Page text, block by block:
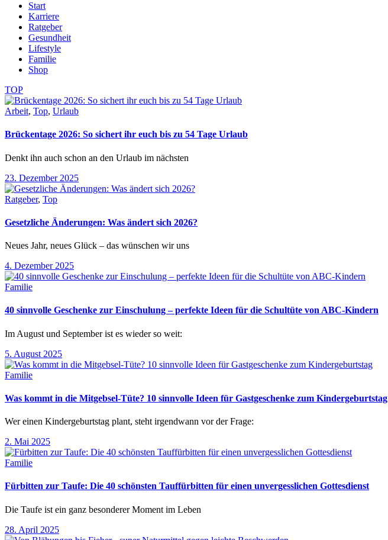
Start
Karriere
Ratgeber
Gesundheit
Lifestyle
Familie
Shop
TOP
Arbeit, Top, Urlaub
Brückentage 2026: So sichert ihr euch bis zu 54 Tage Urlaub
Denkt ihn auch schon an den Urlaub im nächsten
23. Dezember 2025
Ratgeber, Top
Gesetzliche Änderungen: Was ändert sich 2026?
Neues Jahr, neues Glück – das wünschen wir uns
4. Dezember 2025
Familie
40 sinnvolle Geschenke zur Einschulung – perfekte Ideen für die Schultüte von ABC-Kindern
Im August und September ist es wieder so weit:
5. August 2025
Familie
Was kommt in die Mitgebsel-Tüte? 10 sinnvolle Ideen für Gastgeschenke zum Kindergeburtstag
Wer einen Kindergeburtstag plant, steht irgendwann vor der Frage:
2. Mai 2025
Familie
Fürbitten zur Taufe: Die 40 schönsten Tauffürbitten für einen unvergesslichen Gottesdienst
Die Taufe ist ein ganz besonderer Moment im Leben
28. April 2025